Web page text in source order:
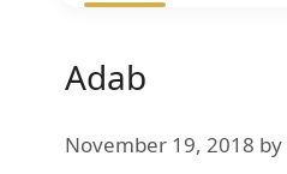
Adab
November 19, 2018 by